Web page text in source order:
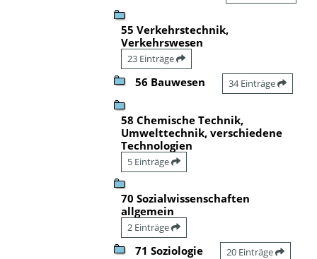
55 Verkehrstechnik,
Verkehrswesen
23 Einträge
56 Bauwesen 34 Einträge
58 Chemische Technik,
Umwelttechnik, verschiedene
Technologien
5 Einträge
70 Sozialwissenschaften
allgemein
2 Einträge
71 Soziologie 20 Einträge